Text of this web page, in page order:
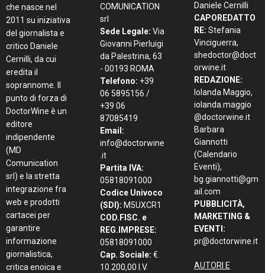
che nasce nel
2011 su iniziativa
del giornalista e
critico Daniele
Cernilli, da cui
eredita il
soprannome. Il
punto di forza di
DoctorWine è un
editore
indipendente
(MD
Comunication
srl) e la stretta
integrazione fra
web e prodotti
cartacei per
garantire
informazione
giornalistica,
critica enoica e
COMUNICATION
srl
Sede Legale: Via
Giovanni Pierluigi
da Palestrina, 63
- 00193 ROMA
Telefono: +39
06 5895156 /
+39 06
87085419
Email:
info@doctorwine
.it
Partita IVA:
05818091000
Codice Univoco
(SDI): M5UXCR1
COD.FISC. e
REG.IMPRESE:
05818091000
Cap. Sociale: €.
10.200,00 I.V.
Daniele Cernilli
CAPOREDATTO
RE: Stefania
Vinciguerra,
shedoctor@doct
orwine.it
REDAZIONE:
Iolanda Maggio,
iolanda.maggio
@doctorwine.it
Barbara
Giannotti
(Calendario
Eventi),
bg.giannotti@gm
ail.com
PUBBLICITÀ,
MARKETING &
EVENTI:
pr@doctorwine.it
AUTORI E